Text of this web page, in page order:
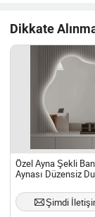
Dikkate
Özel Ayna Şekli
Aynası Düzensiz
Şimdi